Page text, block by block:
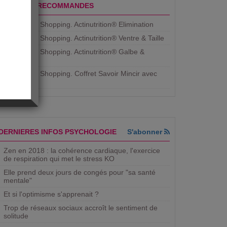
PRODUITS RECOMMANDES
Aujourdhui Shopping. Actinutrition® Elimination
Aujourdhui Shopping. Actinutrition® Ventre & Taille
Aujourdhui Shopping. Actinutrition® Galbe &
Aujourdhui Shopping. ​Coffret Savoir Mincir avec
INFOS PSYCHOLOGIE S'abonner
Zen en 2018 : la cohérence cardiaque, l'exercice
de respiration qui met le stress KO
Elle prend deux jours de congés pour "sa santé
mentale"
Et si l'optimisme s'apprenait ?
Trop de réseaux sociaux accroît le sentiment de
solitude